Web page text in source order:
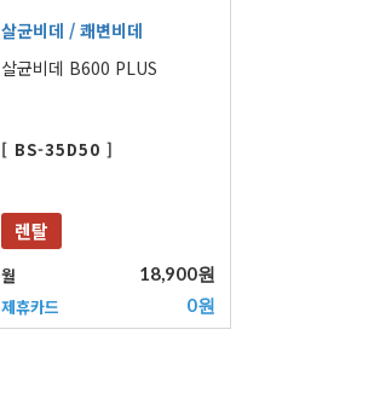
살균비데 / 쾌변비데
살균비데 B600 PLUS
[ BS-35D50 ]
렌탈
월 18,900원
제휴카드 0원